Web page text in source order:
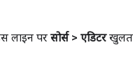
लाइन पर सोर्स> एडिटर